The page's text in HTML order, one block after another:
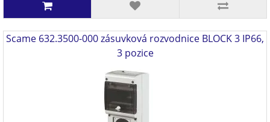
Scame 632.3500-000 zásuvková rozvodnice BLOCK 3 IP66,
3 pozice